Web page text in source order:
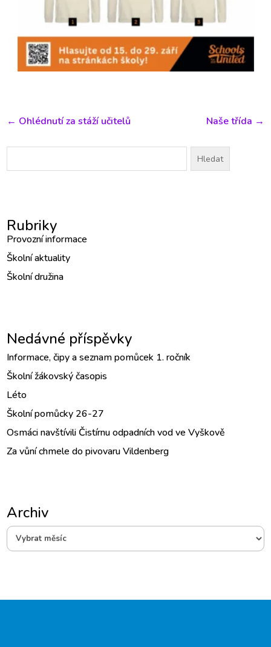
← Ohlédnutí za stáží učitelů Naše třída →
Vyhledávání
Rubriky
Provozní informace
Školní aktuality
Školní družina
Nedávné příspěvky
Informace, čipy a seznam pomůcek 1. ročník
Školní žákovský časopis
Léto
Školní pomůcky 26-27
Osmáci navštívili Čistírnu odpadních vod ve Vyškově
Za vůní chmele do pivovaru Vildenberg
ArchivArchiv